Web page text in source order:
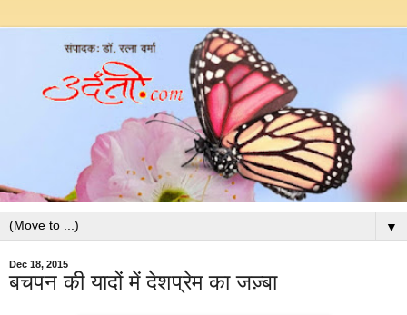
▼
Dec 18, 2015
बचपन की यादों में देशप्रेम का जज़्बा